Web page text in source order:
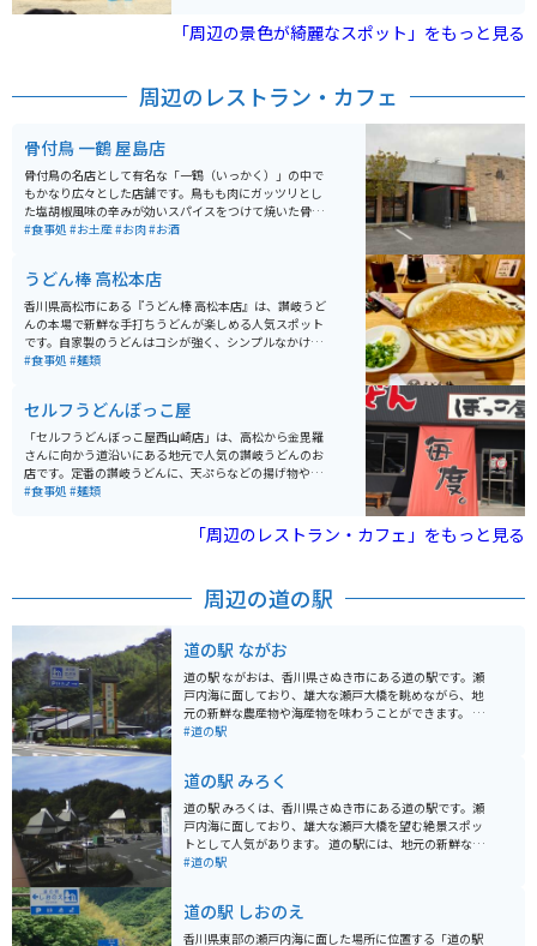
「周辺の景色が綺麗なスポット」をもっと見る
周辺のレストラン・カフェ
骨付鳥 一鶴 屋島店
骨付鳥の名店として有名な「一鶴（いっかく）」の中で
もかなり広々とした店舗です。鳥もも肉にガッツリとし
た塩胡椒風味の辛みが効いスパイスをつけて焼いた骨付
鳥は、ビールにピッタリの味付けです。もちろん単体で
#食事処 #お土産#お肉#お酒
うどん棒 高松本店
香川県高松市にある『うどん棒 高松本店』は、讃岐うど
んの本場で新鮮な手打ちうどんが楽しめる人気スポット
です。自家製のうどんはコシが強く、シンプルなかけう
どんから具材たっぷりの天ぷらうどんまで豊富なメニュ
#食事処 #麺類
セルフうどんぼっこ屋
「セルフうどんぼっこ屋西山崎店」は、高松から金毘羅
さんに向かう道沿いにある地元で人気の讃岐うどんのお
店です。定番の讃岐うどんに、天ぷらなどの揚げ物やお
でんなどのサイドメニューも充実しています。 お値段も
をトッピング、天ぷら類3品で600円ほとで食べられま
#食事処 #麺類
「周辺のレストラン・カフェ」をもっと見る
周辺の道の駅
道の駅 ながお
道の駅 ながおは、香川県さぬき市にある道の駅です。瀬
戸内海に面しており、雄大な瀬戸大橋を眺めながら、地
元の新鮮な農産物や海産物を味わうことができます。 名
物は、なんといっても香川県産のブランド豚「オリーブ
す。ジューシーなオリーブ豚と、甘辛いタレがご飯によ
く合います。また、瀬戸内海でとれた新鮮な魚介類を使
った海鮮丼もおすすめです。 バイクで訪れる場合、道の
駅 ながおは広い駐車場が完備されているので安心です。
瀬戸内海沿いの道をツーリングする際には、ぜひ立ち寄
の拠点としても便利です。
#道の駅
道の駅 みろく
道の駅 みろくは、香川県さぬき市にある道の駅です。瀬
戸内海に面しており、雄大な瀬戸大橋を望む絶景スポッ
トとして人気があります。 道の駅には、地元の新鮮な野
菜や果物を販売する農産物直売所や、さぬきうどんをは
ンもあり、ドライブやツーリングの休憩スポットとして
最適です。 バイクで訪れる場合、道の駅には広々とした
#道の駅
道の駅 しおのえ
香川県東部の瀬戸内海に面した場所に位置する「道の駅